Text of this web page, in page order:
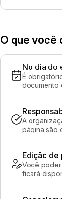
O que você
No dia do
É
documento
A
página são
Edição de
Você
ficará